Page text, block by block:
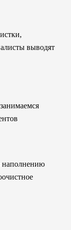
выводят
наполнению